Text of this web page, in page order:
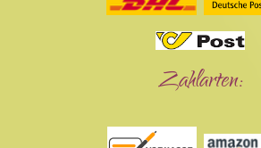
Zahlarten: